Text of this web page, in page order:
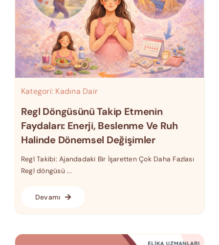
Kategori: Kadına Dair
Regl Döngüsünü Takip Etmenin
Faydaları: Enerji, Beslenme Ve Ruh
Halinde Dönemsel Değişimler
Regl Takibi: Ajandadaki Bir İşaretten Çok Daha Fazlası
Regl döngüsü ...
Devamı